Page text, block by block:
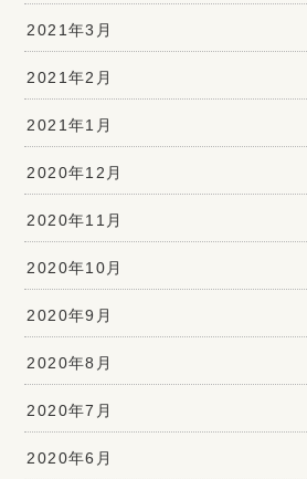
2021年3月
2021年2月
2021年1月
2020年12月
2020年11月
2020年10月
2020年9月
2020年8月
2020年7月
2020年6月